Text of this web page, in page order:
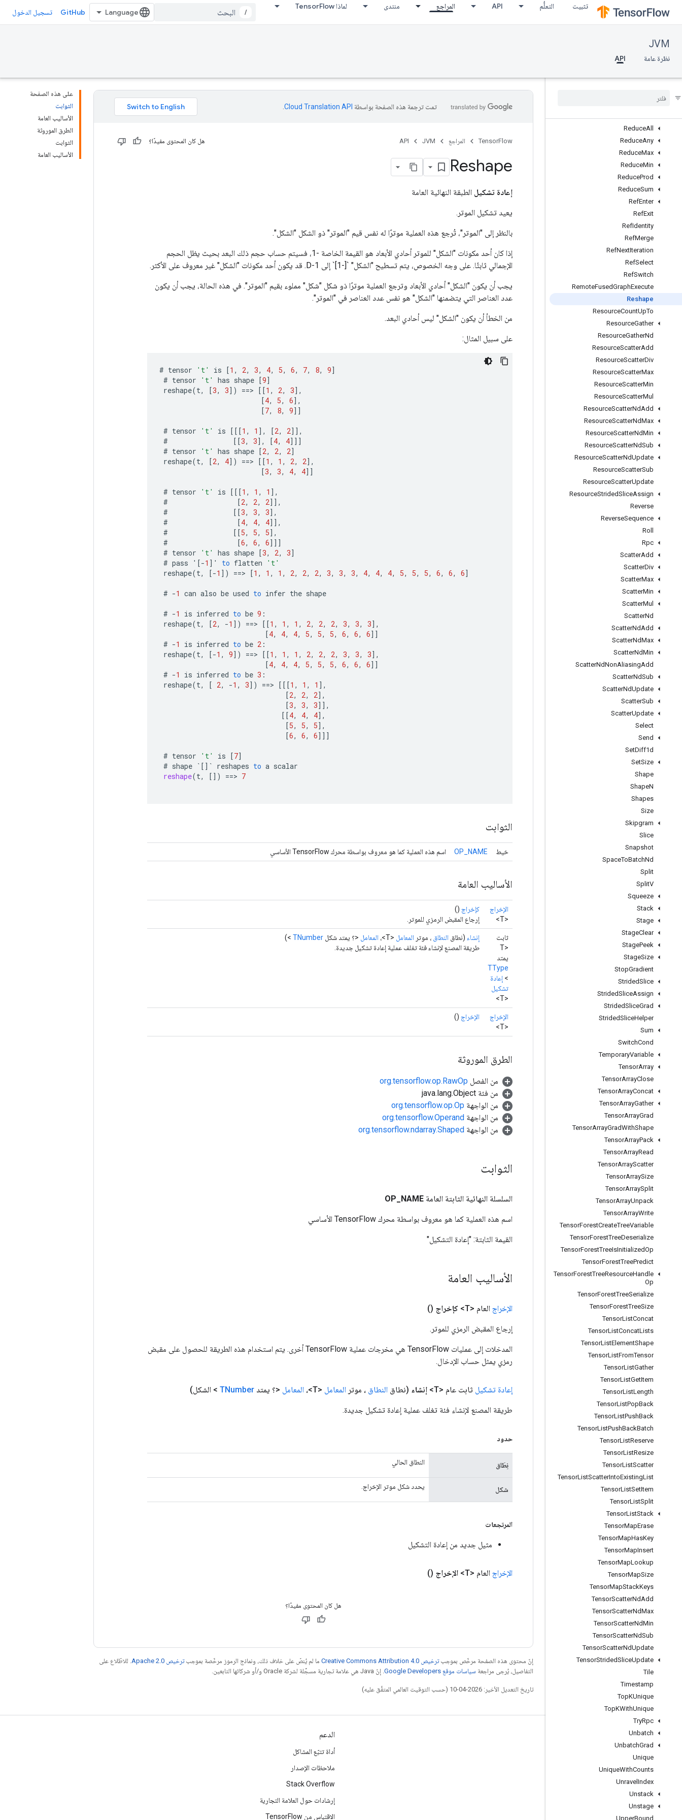
تثبيت التعلُّم API المراجع منتدى لماذا TensorFlow
/
GitHub تسجيل الدخول
JVM
نظرة عامة API
ParallelDynamicStitch
Placeholder
Prod
Range
ReduceAll
ReduceAny
ReduceMax
ReduceMin
ReduceProd
ReduceSum
RefEnter
RefExit
RefIdentity
RefMerge
RefNextIteration
RefSelect
RefSwitch
RemoteFusedGraphExecute
Reshape
ResourceCountUpTo
ResourceGather
ResourceGatherNd
ResourceScatterAdd
ResourceScatterDiv
ResourceScatterMax
ResourceScatterMin
ResourceScatterMul
ResourceScatterNdAdd
ResourceScatterNdMax
ResourceScatterNdMin
ResourceScatterNdSub
ResourceScatterNdUpdate
ResourceScatterSub
ResourceScatterUpdate
ResourceStridedSliceAssign
Reverse
ReverseSequence
Roll
Rpc
ScatterAdd
ScatterDiv
ScatterMax
ScatterMin
ScatterMul
ScatterNd
ScatterNdAdd
ScatterNdMax
ScatterNdMin
ScatterNdNonAliasingAdd
ScatterNdSub
ScatterNdUpdate
ScatterSub
ScatterUpdate
Select
Send
SetDiff1d
SetSize
Shape
ShapeN
Shapes
Size
Skipgram
Slice
Snapshot
SpaceToBatchNd
Split
SplitV
Squeeze
Stack
Stage
StageClear
StagePeek
StageSize
StopGradient
StridedSlice
StridedSliceAssign
StridedSliceGrad
StridedSliceHelper
Sum
SwitchCond
TemporaryVariable
TensorArray
TensorArrayClose
TensorArrayConcat
TensorArrayGather
TensorArrayGrad
TensorArrayGradWithShape
TensorArrayPack
TensorArrayRead
TensorArrayScatter
TensorArraySize
TensorArraySplit
TensorArrayUnpack
TensorArrayWrite
TensorForestCreateTreeVariable
TensorForestTreeDeserialize
TensorForestTreeIsInitializedOp
TensorForestTreePredict
TensorForestTreeResourceHandle
Op
TensorForestTreeSerialize
TensorForestTreeSize
TensorListConcat
TensorListConcatLists
TensorListElementShape
TensorListFromTensor
TensorListGather
TensorListGetItem
TensorListLength
TensorListPopBack
TensorListPushBack
TensorListPushBackBatch
TensorListReserve
TensorListResize
TensorListScatter
TensorListScatterIntoExistingList
TensorListSetItem
TensorListSplit
TensorListStack
TensorMapErase
TensorMapHasKey
TensorMapInsert
TensorMapLookup
TensorMapSize
TensorMapStackKeys
TensorScatterNdAdd
TensorScatterNdMax
TensorScatterNdMin
TensorScatterNdSub
TensorScatterNdUpdate
TensorStridedSliceUpdate
Tile
Timestamp
TopKUnique
TopKWithUnique
TryRpc
Unbatch
UnbatchGrad
Unique
UniqueWithCounts
Unravel Index
Unstack
Unstage
UpperBound
على هذه الصفحة
الثوابت
الأساليب العامة
الطرق الموروثة
الثوابت
الأساليب العامة
تمت ترجمة هذه الصفحة بواسطة Cloud Translation API‏
TensorFlow المراجع JVM
API هل كان المحتوى مفيدًا؟
Reshape
إعادة تشكيل الطبقة النهائية العامة
يعيد تشكيل الموتر.
بالنظر إلى "الموتر"، تُرجع هذه العملية موترًا له نفس قيم "الموتر" ذو الشكل "الشكل".
إذا كان أحد مكونات "الشكل" للموتر أحادي الأبعاد هو القيمة الخاصة -1، فسيتم حساب حجم ذلك البعد بحيث يظل الحجم
الإجمالي ثابتًا. على وجه الخصوص، يتم تسطيح "الشكل" `[-1]` إلى 1-D. قد يكون أحد مكونات "الشكل" غير معروف على الأكثر.
يجب أن يكون "الشكل" أحادي الأبعاد وترجع العملية موترًا ذو شكل "شكل" مملوء بقيم "الموتر". في هذه الحالة، يجب أن يكون
عدد العناصر التي يتضمنها "الشكل" هو نفس عدد العناصر في "الموتر".
من الخطأ أن يكون "الشكل" ليس أحادي البعد.
على سبيل المثال:
# tensor 't' is [1 , 2, 3, 4, 5, 6, 7, 8, 9]
# tensor 't' has shape [9]
reshape(t, [3, 3] ) ==> [[1 , 2, 3] ,
[4, 5, 6] ,
[7, 8, 9]]
# tensor 't' is [[[1 , 1 ] , [2, 2]] ,
#
[[3, 3] , [4, 4]]]
# tensor 't' has shape [2, 2, 2]
reshape(t, [2, 4] ) ==> [[1 , 1 , 2, 2] ,
[3, 3, 4, 4]]
# tensor 't' is [[[1 , 1 , 1 ] ,
#
[2, 2, 2]] ,
#
[[3, 3, 3] ,
#
[4, 4, 4]] ,
#
[[5, 5, 5] ,
#
[6, 6, 6]]]
# tensor 't' has shape [3, 2, 3]
# pass ' [-1 ] ' to flatten
't'
reshape(t, [-1 ] ) ==> [1 , 1 , 1 , 2, 2, 2, 3, 3, 3, 4, 4, 4, 5, 5, 5, 6, 6, 6]
# -1 can also be used to infer the shape
# -1 is inferred to be 9 :
reshape(t, [2, -1 ] ) ==> [[1 , 1 , 1 , 2, 2, 2, 3, 3, 3] ,
[4, 4, 4, 5, 5, 5, 6, 6, 6]]
# -1 is inferred to be 2 :
reshape(t, [-1 , 9] ) ==> [[1 , 1 , 1 , 2, 2, 2, 3, 3, 3] ,
[4, 4, 4, 5, 5, 5, 6, 6, 6]]
# -1 is inferred to be 3 :
reshape(t, [ 2, -1 , 3] ) ==> [[[1 , 1 , 1 ] ,
[2, 2, 2] ,
[3, 3, 3]] ,
[[4, 4, 4] ,
[5, 5, 5] ,
[6, 6, 6]]]
# tensor 't' is [7]
# shape ` [] ` reshapes to a scalar
reshape(t, [] ) ==> 7
الثوابت
خيط OP_NAME اسم هذه العملية كما هو معروف بواسطة محرك TensorFlow الأساسي
الأساليب العامة
الإخراج
<T>
كإخراج ()
إرجاع المقبض الرمزي للموتر.
ثابت
<T
يمتد
TType
> إعادة
تشكيل
<T>
إنشاء (نطاق النطاق ، موتر المعامل <T>، المعامل <؟ يمتد شكل TNumber
>)
طريقة المصنع لإنشاء فئة تغلف عملية إعادة تشكيل جديدة.
الإخراج
<T>
الإخراج ()
الطرق الموروثة
من الفصل org.tensorflow.op.RawOp
من فئة java.lang.Object
من الواجهة org.tensorflow.op.Op
من الواجهة org.tensorflow.Operand
من الواجهة org.tensorflow.ndarray.Shaped
الثوابت
السلسلة النهائية الثابتة العامة OP NAME
اسم هذه العملية كما هو معروف بواسطة محرك TensorFlow الأساسي
القيمة الثابتة: "إعادة التشكيل"
الأساليب العامة
الإخراج العام <T> كإخراج ()
إرجاع المقبض الرمزي للموتر.
المدخلات إلى عمليات TensorFlow هي مخرجات عملية TensorFlow أخرى. يتم استخدام هذه الطريقة للحصول على مقبض
رمزي يمثل حساب الإدخال.
إعادة تشكيل ثابت عام <T> إنشاء (نطاق النطاق ، موتر المعامل <T>، المعامل <؟ يمتد TNumber > الشكل)
طريقة المصنع لإنشاء فئة تغلف عملية إعادة تشكيل جديدة.
حدود
نِطَاق النطاق الحالي
شكل يحدد شكل موتر الإخراج.
المرتجعات
مثيل جديد من إعادة التشكيل
الإخراج العام <T> الإخراج ()
هل كان المحتوى مفيدًا؟
إنّ محتوى هذه الصفحة مرخّص بموجبترخيص Creative Commons Attribution 4.0‏ ما لم يُنصّ على خلاف ذلك، ونماذج الرموز مرخّصة بموجبترخيص Apache 2.0‏
. للاطّلاع على
التفاصيل، يُرجى مراجعة سياسات موقع Google Developers‏ . إنّ Java هي علامة تجارية مسجَّلة لشركة Oracle و/أو شركائها التابعين.
تاريخ التعديل الأخير: 2026-04-10 (حسب التوقيت العالمي المتفَّق عليه)
التواصل الاجتماعي
المنتدى
GitHub
YouTube
الدعم
أداة تتبّع المشاكل
ملاحظات الإصدار
Stack Overflow
إرشادات حول العلامة التجارية
الاقتباس من TensorFlow